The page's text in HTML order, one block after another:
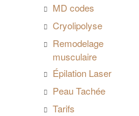
MD codes
Cryolipolyse
Remodelage
musculaire
Épilation Laser
Peau Tachée
Tarifs